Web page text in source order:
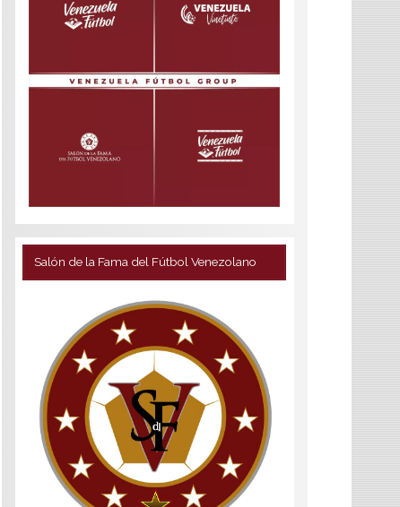
Salón de la Fama del Fútbol Venezolano